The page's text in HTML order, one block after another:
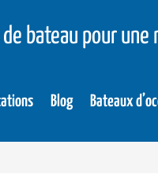
de bateau pour
Blog Bateaux